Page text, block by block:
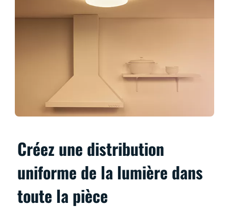
Créez une distribution
uniforme de la lumière dans
toute la pièce